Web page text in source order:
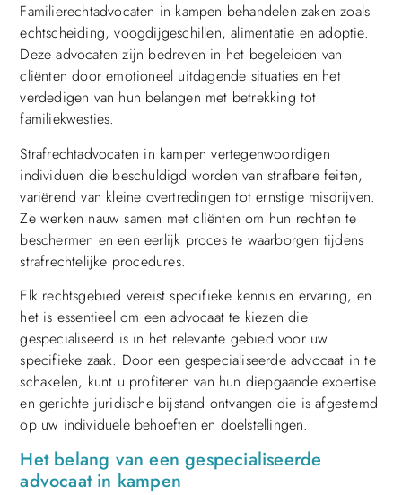
Familierechtadvocaten in kampen behandelen zaken zoals
echtscheiding, voogdijgeschillen, alimentatie en adoptie.
Deze advocaten zijn bedreven in het begeleiden van
cliënten door emotioneel uitdagende situaties en het
verdedigen van hun belangen met betrekking tot
familiekwesties.
Strafrechtadvocaten in kampen vertegenwoordigen
individuen die beschuldigd worden van strafbare feiten,
variërend van kleine overtredingen tot ernstige misdrijven.
Ze werken nauw samen met cliënten om hun rechten te
beschermen en een eerlijk proces te waarborgen tijdens
strafrechtelijke procedures.
Elk rechtsgebied vereist specifieke kennis en ervaring, en
het is essentieel om een advocaat te kiezen die
gespecialiseerd is in het relevante gebied voor uw
specifieke zaak. Door een gespecialiseerde advocaat in te
schakelen, kunt u profiteren van hun diepgaande expertise
en gerichte juridische bijstand ontvangen die is afgestemd
op uw individuele behoeften en doelstellingen.
Het belang van een gespecialiseerde
advocaat in kampen